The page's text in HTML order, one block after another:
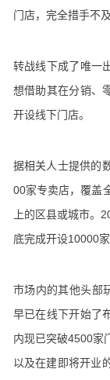
门店，完全措手不
转战线下成了唯一
想借助其在分销、
开设线下门店。
据相关人士提供的
00家专卖店，覆盖
上的区县或城市。
底完成开设10000家
市场内的其他头部
早已在线下开始了
内现已突破4500家
以及在建即将开业